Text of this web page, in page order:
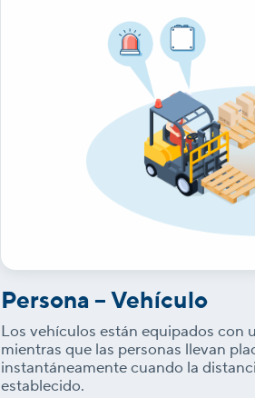
Persona – Vehículo
Los vehículos están equipados con
mientras que las personas llevan
instantáneamente cuando la
establecido.